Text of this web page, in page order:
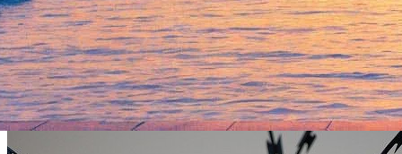
Шолохова.
В числе иностранной классики перечислены «Три
мушкетёра» и «Граф Монте-Кристо» Александра Дюма, а
также «Отверженные» Виктора Гюго. Список 30 июля
приводятРИА Новости.